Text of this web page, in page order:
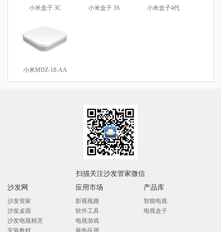
小米盒子 3C 小米盒子 3S 小米盒子4代
小米MDZ-18-AA
扫描关注沙发管家微信
沙发网
沙发管家
沙发桌面
沙发电视精灵
安装教程
应用市场
影视视频
软件工具
电视游戏
最热应用
产品库
智能电视
电视盒子